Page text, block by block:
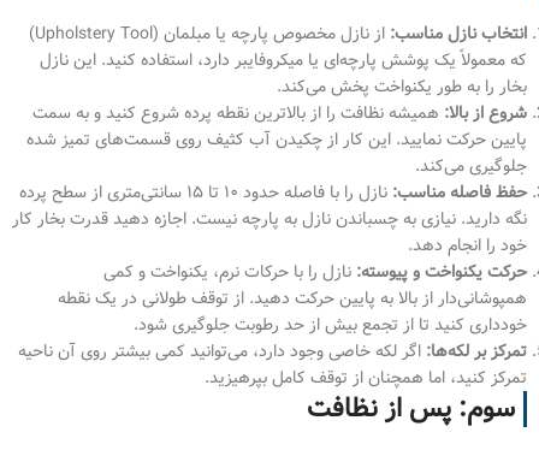
انتخاب نازل مناسب:
از نازل مخصوص پارچه یا مبلمان (Upholstery Tool)
که معمولاً یک پوشش پارچه‌ای یا میکروفایبر دارد، استفاده کنید. این نازل
بخار را به طور یکنواخت پخش می‌کند.
شروع از بالا: همیشه نظافت را از بالاترین نقطه پرده شروع کنید و به سمت
پایین حرکت نمایید. این کار از چکیدن آب کثیف روی قسمت‌های تمیز شده
جلوگیری می‌کند.
حفظ فاصله مناسب:
نازل را با فاصله حدود ۱۰ تا ۱۵ سانتی‌متری از سطح پرده
نگه دارید. نیازی به چسباندن نازل به پارچه نیست. اجازه دهید قدرت بخار کار
خود را انجام دهد.
حرکت یکنواخت و پیوسته: نازل را با حرکات نرم، یکنواخت و کمی
همپوشانی‌دار از بالا به پایین حرکت دهید. از توقف طولانی در یک نقطه
خودداری کنید تا از تجمع بیش از حد رطوبت جلوگیری شود.
تمرکز بر لکه‌ها: اگر لکه خاصی وجود دارد، می‌توانید کمی بیشتر روی آن ناحیه
تمرکز کنید، اما همچنان از توقف کامل بپرهیزید.
سوم: پس از نظافت